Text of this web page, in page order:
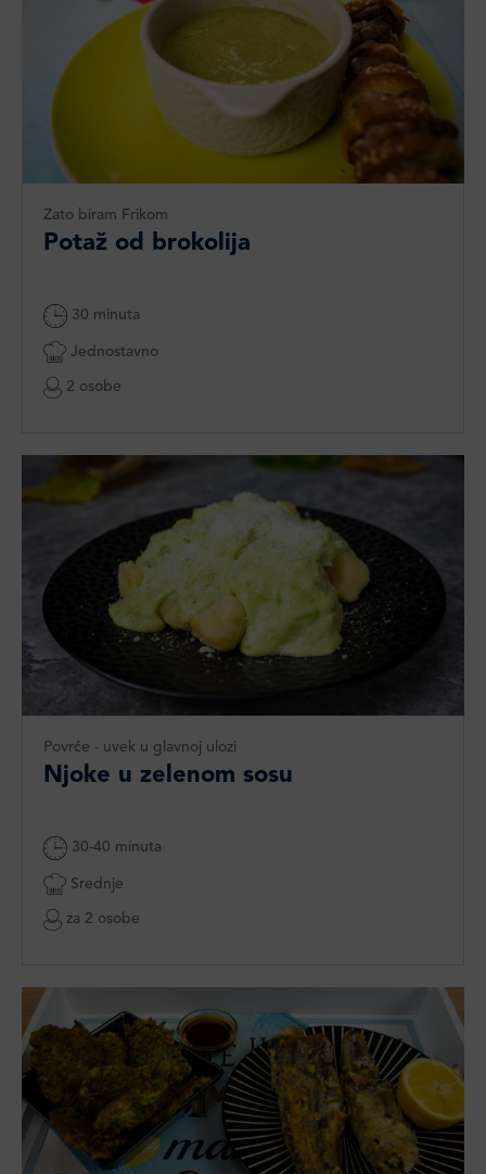
Zato biram Frikom
Potaž od brokolija
30 minuta
Jednostavno
2 osobe
Povrće - uvek u glavnoj ulozi
Njoke u zelenom sosu
30-40 minuta
Srednje
za 2 osobe